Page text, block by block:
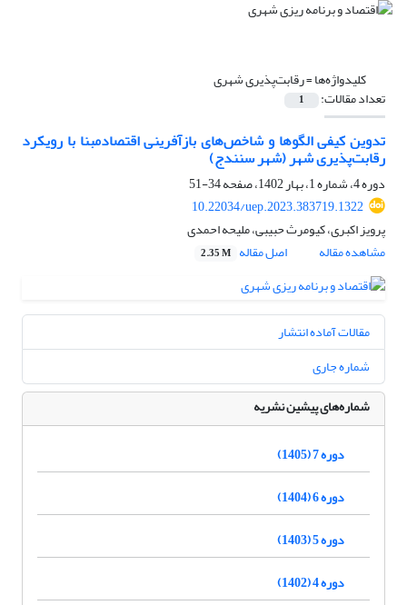
کلیدواژه‌ها =رقابت‌پذیری شهری
تعداد مقالات: 1
تدوین کیفی الگوها و شاخص‌های بازآفرینی اقتصادمبنا با رویکرد
رقابت‌پذیری شهر (شهر سنندج)
دوره 4، شماره 1، بهار 1402، صفحه
34-51
10.22034/uep.2023.383719.1322
پرویز اکبری، کیومرث حبیبی، ملیحه احمدی
مشاهده مقاله
اصل مقاله 2.35 M
مقالات آماده انتشار
شماره جاری
شماره‌های پیشین نشریه
دوره 7 (1405)
دوره 6 (1404)
دوره 5 (1403)
دوره 4 (1402)